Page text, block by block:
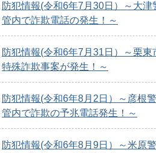
防犯情報(令和6年7月30日）～大津
管内で詐欺電話の発生！～
防犯情報(令和6年7月31日）～栗東
特殊詐欺事案が発生！～
防犯情報(令和6年8月2日）～彦根
管内で詐欺の予兆電話発生！～
防犯情報(令和6年8月9日）～米原